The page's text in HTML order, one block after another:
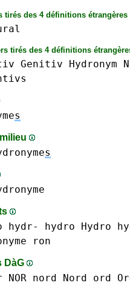
tirés des 4 définitions étrangères
tirés des 4 définitions
Genitiv Hydronym
s
s
hydr- hydro Hydro
ron
DàG
NOR nord Nord ord